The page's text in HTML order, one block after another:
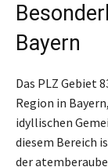
Bayern
Das PLZ Gebiet
Region in
idyllischen
diesem Bereich
der